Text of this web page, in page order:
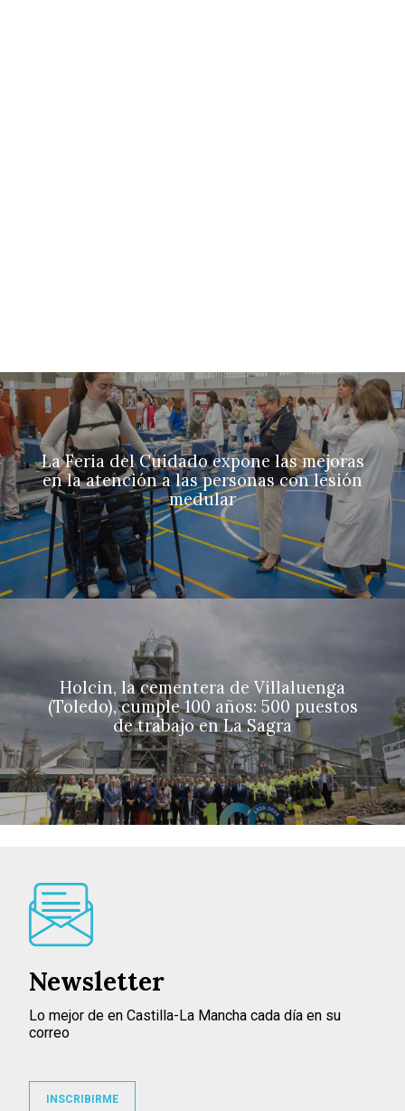
La Feria del Cuidado expone las mejoras
en la atención a las personas con lesión
medular
Holcin, la cementera de Villaluenga
(Toledo), cumple 100 años: 500 puestos
de trabajo en La Sagra
Newsletter
Lo mejor de en Castilla-La Mancha cada día en su
correo
INSCRIBIRME